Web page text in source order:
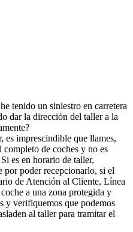
tenido un siniestro en carretera
dar la dirección del taller a la
es imprescindible que llames,
completo de coches y no es
es en horario de taller,
por poder recepcionarlo, si el
de Atención al Cliente, Línea
a una zona protegida y
y verifiquemos que podemos
al taller para tramitar el